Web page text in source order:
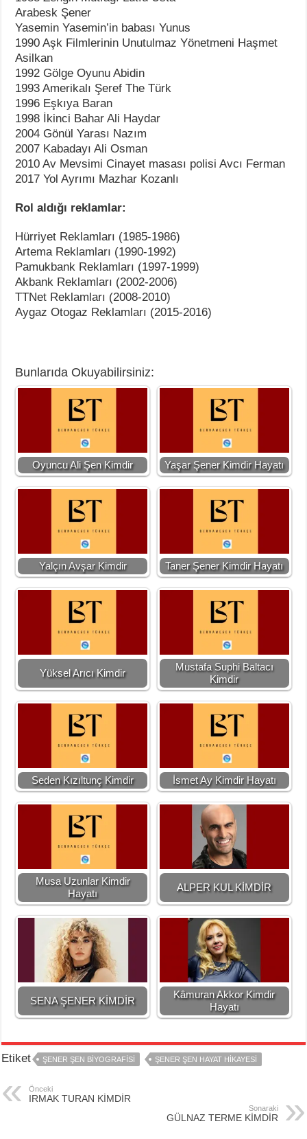
Arabesk Şener
Yasemin Yasemin’in babası Yunus
1990 Aşk Filmlerinin Unutulmaz Yönetmeni Haşmet
Asilkan
1992 Gölge Oyunu Abidin
1993 Amerikalı Şeref The Türk
1996 Eşkıya Baran
1998 İkinci Bahar Ali Haydar
2004 Gönül Yarası Nazım
2007 Kabadayı Ali Osman
2010 Av Mevsimi Cinayet masası polisi Avcı Ferman
2017 Yol Ayrımı Mazhar Kozanlı
Rol aldığı reklamlar:
Hürriyet Reklamları (1985-1986)
Artema Reklamları (1990-1992)
Pamukbank Reklamları (1997-1999)
Akbank Reklamları (2002-2006)
TTNet Reklamları (2008-2010)
Aygaz Otogaz Reklamları (2015-2016)
Bunlarıda Okuyabilirsiniz:
Oyuncu Ali Şen Kimdir Yaşar Şener Kimdir Hayatı
Yalçın Avşar Kimdir Taner Şener Kimdir Hayatı
Yüksel Arıcı Kimdir
Mustafa Suphi Baltacı
Kimdir
Seden Kızıltunç Kimdir İsmet Ay Kimdir Hayatı
Musa Uzunlar Kimdir
Hayatı
ALPER KUL KİMDİR
SENA ŞENER KİMDİR
Kâmuran Akkor Kimdir
Hayatı
Etiket ŞENER ŞEN BİYOGRAFİSİ ŞENER ŞEN HAYAT HİKAYESİ
Önceki
IRMAK TURAN KİMDİR
Sonaraki
GÜLNAZ TERME KİMDİR